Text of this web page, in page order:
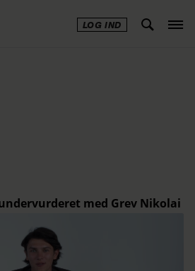
LOG IND